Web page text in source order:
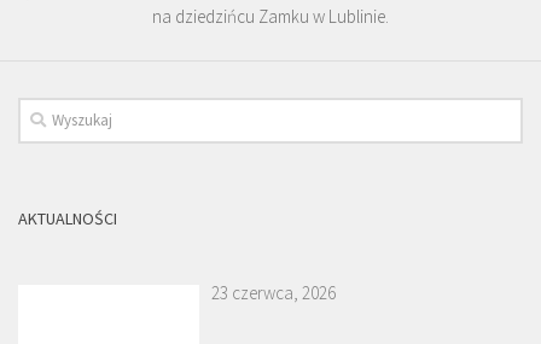
na dziedzińcu Zamku w Lublinie.
AKTUALNOŚCI
23 czerwca, 2026